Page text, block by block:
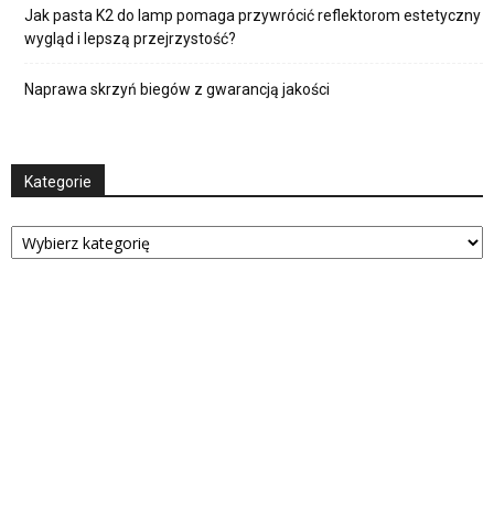
Jak pasta K2 do lamp pomaga przywrócić reflektorom estetyczny
wygląd i lepszą przejrzystość?
Naprawa skrzyń biegów z gwarancją jakości
Kategorie
Kategorie